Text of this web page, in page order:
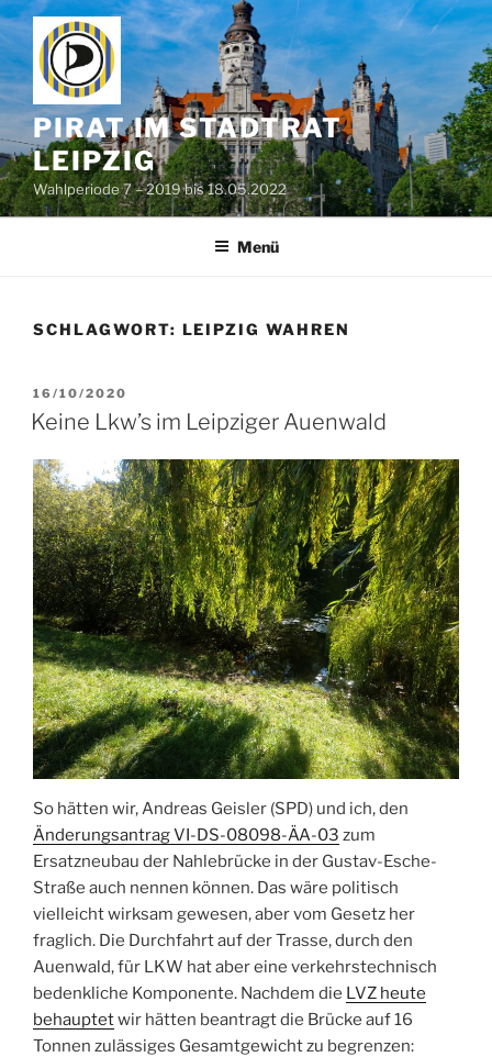
Zum
Inhalt
springen
PIRAT IM STADTRAT
LEIPZIG
Wahlperiode 7 – 2019 bis 18.05.2022
Menü
SCHLAGWORT: LEIPZIG WAHREN
VERÖFFENTLICHT
AM
16/10/2020
Keine Lkw’s im Leipziger Auenwald
So hätten wir, Andreas Geisler (SPD) und ich, den
Änderungsantrag VI-DS-08098-ÄA-03 zum
Ersatzneubau der Nahlebrücke in der Gustav-Esche-
Straße auch nennen können. Das wäre politisch
vielleicht wirksam gewesen, aber vom Gesetz her
fraglich. Die Durchfahrt auf der Trasse, durch den
Auenwald, für LKW hat aber eine verkehrstechnisch
bedenkliche Komponente. Nachdem die LVZ heute
behauptetwir hätten beantragt die Brücke auf 16
Tonnen zulässiges Gesamtgewicht zu begrenzen: